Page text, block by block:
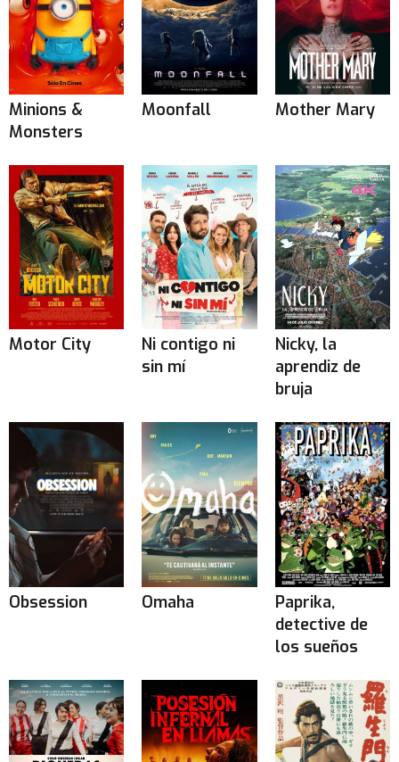
Minions &
Monsters
Moonfall Mother Mary
Motor City
Ni contigo ni
sin mí
Nicky, la
aprendiz de
bruja
Obsession Omaha
Paprika,
detective de
los sueños